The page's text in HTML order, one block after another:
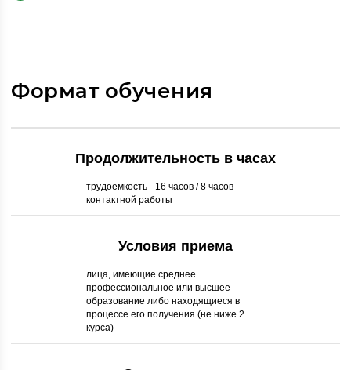
Формат обучения
Продолжительность в часах
трудоемкость - 16 часов / 8 часов
контактной работы
Условия приема
лица, имеющие среднее
профессиональное или высшее
образование либо находящиеся в
процессе его получения (не ниже 2
курса)